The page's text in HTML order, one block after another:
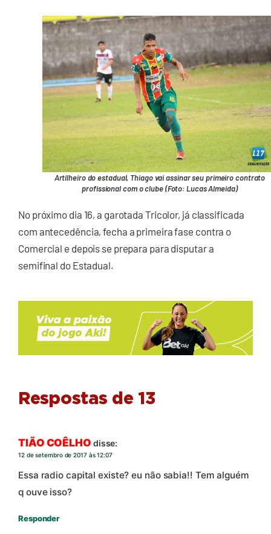
Artilheiro do estadual, Thiago vai assinar seu primeiro contrato
profissional com o clube (Foto: Lucas Almeida)
No próximo dia 16, a garotada Tricolor, já classificada
com antecedência, fecha a primeira fase contra o
Comercial e depois se prepara para disputar a
semifinal do Estadual.
Respostas de 13
TIÃO COÊLHO disse:
12 de setembro de 2017 às 12:07
Essa radio capital existe? eu não sabia!! Tem alguém
q ouve isso?
Responder